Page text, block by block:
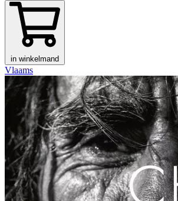
in winkelmand
Vlaams